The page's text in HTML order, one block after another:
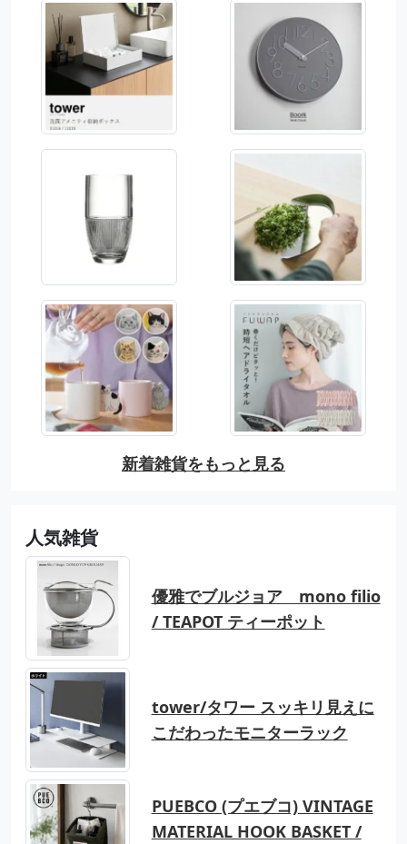
新着雑貨をもっと見る
人気雑貨
優雅でブルジョア mono filio
/ TEAPOT ティーポット
tower/タワー スッキリ見えに
こだわったモニターラック
PUEBCO (プエブコ) VINTAGE
MATERIAL HOOK BASKET /